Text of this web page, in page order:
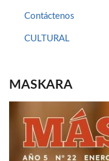
Contáctenos
CULTURAL
MASKARA